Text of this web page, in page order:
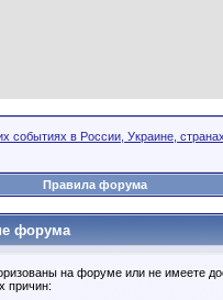
событиях в России, Украине,
Правила форума
форума
на форуме или не имеете
причин: